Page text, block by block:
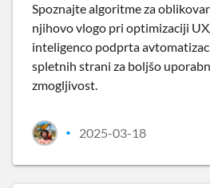
Spoznajte algoritme za
njihovo vlogo pri optimizaciji
inteligenco podprta
spletnih strani za boljšo
zmogljivost.
• 2025-03-18